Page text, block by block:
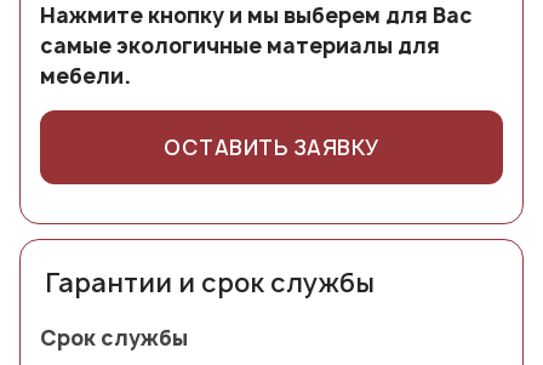
Нажмите кнопку и мы выберем для Вас
самые экологичные материалы для
мебели.
ОСТАВИТЬ ЗАЯВКУ
Гарантии и срок службы
Срок службы